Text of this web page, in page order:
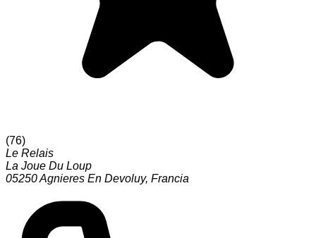
(76)
Le Relais
La Joue Du Loup
05250Agnieres En Devoluy, Francia